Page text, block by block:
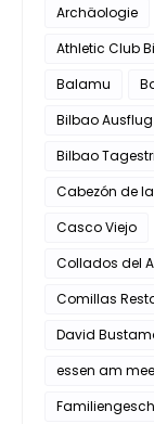
Archäologie
Athletic Club
Balamu
Bilbao Ausflug
Bilbao
Cabezón de
Casco Viejo
Collados del
Comillas
David
essen am